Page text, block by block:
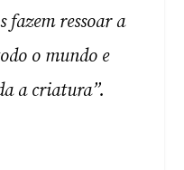
fazem ressoar a
o mundo e
a criatura”.